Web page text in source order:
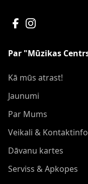
Par "Mūzikas
Kā mūs atrast!
Jaunumi
Par Mums
Veikali &
Dāvanu kartes
Serviss & Apkopes